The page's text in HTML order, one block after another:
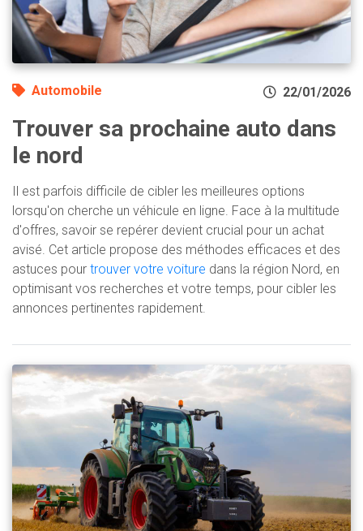
Automobile 22/01/2026
Trouver sa prochaine auto dans
le nord
Il est parfois difficile de cibler les meilleures options
lorsqu'on cherche un véhicule en ligne. Face à la multitude
d'offres, savoir se repérer devient crucial pour un achat
avisé. Cet article propose des méthodes efficaces et des
astuces pour trouver votre voiture dans la région Nord, en
optimisant vos recherches et votre temps, pour cibler les
annonces pertinentes rapidement.